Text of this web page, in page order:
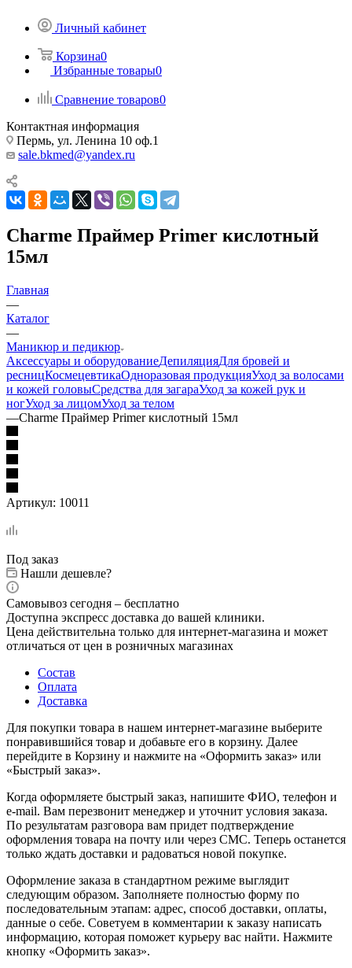
Личный кабинет
Корзина0
Избранные товары0
Сравнение товаров0
Контактная информация
Пермь, ул. Ленина 10 оф.1
sale.bkmed@yandex.ru
Charme Праймер Primer кислотный
15мл
Главная
—
Каталог
—
Маникюр и педикюр
Аксессуары и оборудованиеДепиляцияДля бровей и
ресницКосмецевтикаОдноразовая продукцияУход за волосами
и кожей головыСредства для загараУход за кожей рук и
ногУход за лицомУход за телом
—Charme Праймер Primer кислотный 15мл
Артикул: 10011
Под заказ
Нашли дешевле?
Самовывоз сегодня – бесплатно
Доступна экспресс доставка до вашей клиники.
Цена действительна только для интернет-магазина и может
отличаться от цен в розничных магазинах
Состав
Оплата
Доставка
Для покупки товара в нашем интернет-магазине выберите
понравившийся товар и добавьте его в корзину. Далее
перейдите в Корзину и нажмите на «Оформить заказ» или
«Быстрый заказ».
Когда оформляете быстрый заказ, напишите ФИО, телефон и
e-mail. Вам перезвонит менеджер и уточнит условия заказа.
По результатам разговора вам придет подтверждение
оформления товара на почту или через СМС. Теперь останется
только ждать доставки и радоваться новой покупке.
Оформление заказа в стандартном режиме выглядит
следующим образом. Заполняете полностью форму по
последовательным этапам: адрес, способ доставки, оплаты,
данные о себе. Советуем в комментарии к заказу написать
информацию, которая поможет курьеру вас найти. Нажмите
кнопку «Оформить заказ».